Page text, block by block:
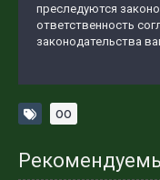
преследуются
ответственность
законодательства
оо